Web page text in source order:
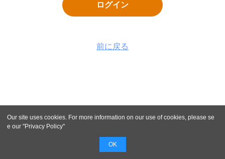
ログイン
前に戻る
Our site uses cookies. For more information on our use of cookies, please se
e our "Privacy Policy"
OK